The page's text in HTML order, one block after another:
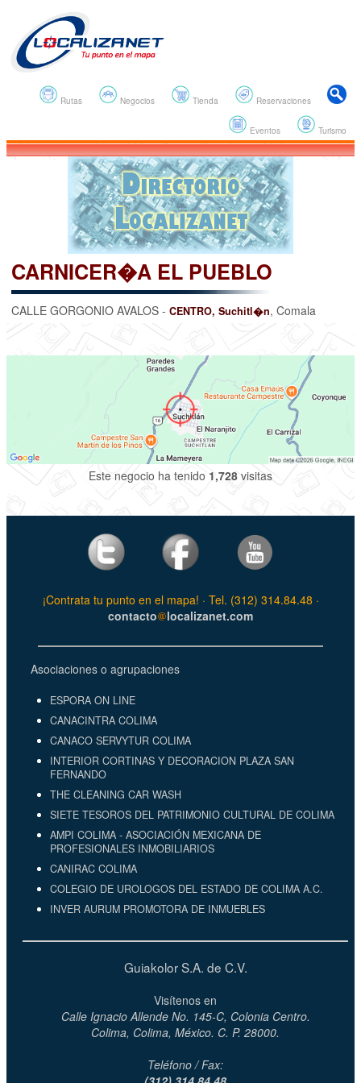
Reservaciones
Tienda
Negocios
Rutas
Turismo
Eventos
CARNICER�A EL PUEBLO
CALLE GORGONIO AVALOS - CENTRO, Suchitl�n, Comala
Este negocio ha tenido 1,728 visitas
¡Contrata tu punto en el mapa! · Tel. (312) 314.84.48 ·
contacto
localizanet.com
Asociaciones o agrupaciones
ESPORA ON LINE
CANACINTRA COLIMA
CANACO SERVYTUR COLIMA
INTERIOR CORTINAS Y DECORACION PLAZA SAN
FERNANDO
THE CLEANING CAR WASH
SIETE TESOROS DEL PATRIMONIO CULTURAL DE COLIMA
AMPI COLIMA - ASOCIACIÓN MEXICANA DE
PROFESIONALES INMOBILIARIOS
CANIRAC COLIMA
COLEGIO DE UROLOGOS DEL ESTADO DE COLIMA A.C.
INVER AURUM PROMOTORA DE INMUEBLES
Guiakolor S.A. de C.V.
Visítenos en
Calle Ignacio Allende No. 145-C, Colonia Centro.
Colima, Colima, México. C. P. 28000.
Teléfono / Fax: